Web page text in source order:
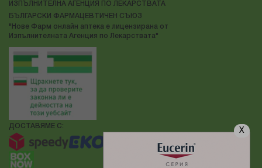
X
ИЗПЪЛНИТЕЛНА АГЕНЦИЯ ПО ЛЕКАРСТВАТА
БЪЛГАРСКИ ФАРМАЦЕВТИЧЕН СЪЮЗ
"Нове Фарм онлайн аптека е лицензирана от
Изпълнителната Агенция по Лекарствата"
ДОСТАВЯМЕ С: